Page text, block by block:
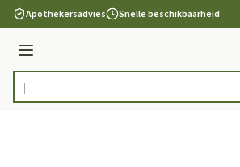
Ga naar de inhoud
Apothekersadvies Snelle beschikbaarheid
Menu
Product, merk, categorie...